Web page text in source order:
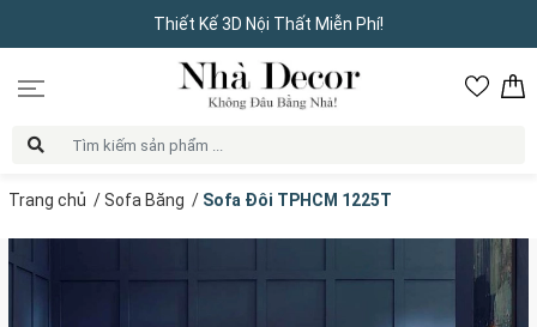
Thiết Kế 3D Nội Thất Miễn Phí!
Trang chủ /Sofa Băng / Sofa Đôi TPHCM 1225T